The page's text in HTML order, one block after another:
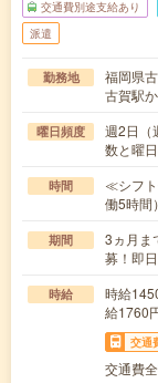
交通費別途支給あり
派遣
勤務地
福岡県
古賀駅
曜日頻度
週2日（
数と曜
時間
≪シフ
働5時
期間
3ヵ月
募！即
時給
時給
給1760
交通
交通費